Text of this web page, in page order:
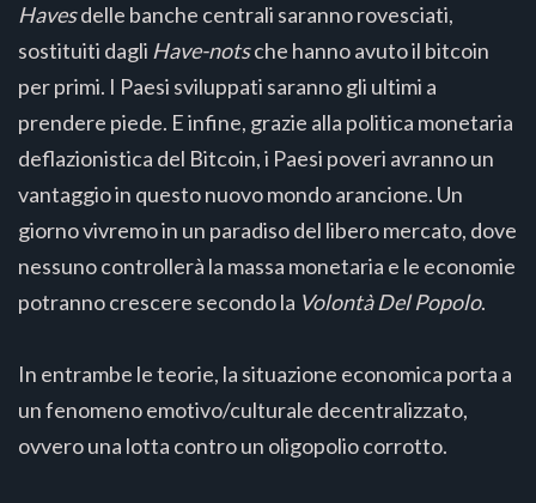
Havesdelle banche centrali saranno rovesciati,
sostituiti dagli Have-notsche hanno avuto il bitcoin
per primi. I Paesi sviluppati saranno gli ultimi a
prendere piede. E infine, grazie alla politica monetaria
deflazionistica del Bitcoin, i Paesi poveri avranno un
vantaggio in questo nuovo mondo arancione. Un
giorno vivremo in un paradiso del libero mercato, dove
nessuno controllerà la massa monetaria e le economie
potranno crescere secondo la Volontà Del Popolo.
In entrambe le teorie, la situazione economica porta a
un fenomeno emotivo/culturale decentralizzato,
ovvero una lotta contro un oligopolio corrotto.